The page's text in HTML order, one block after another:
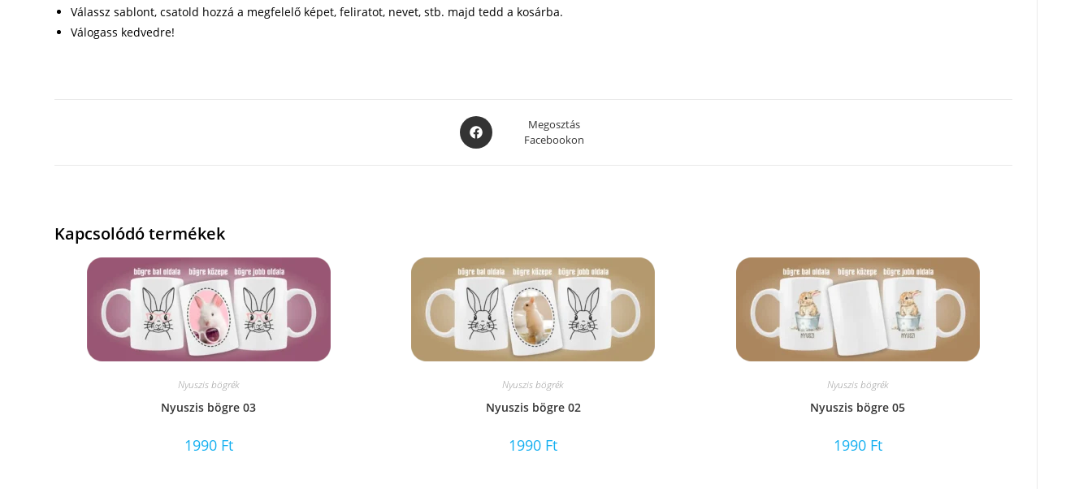
Válassz sablont, csatold hozzá a megfelelő képet, feliratot, nevet, stb. majd tedd a kosárba.
Válogass kedvedre!
Opens
in
Megosztás
Facebookon
Kapcsolódó termékek
Nyuszis bögrék
Nyuszis bögre 03
1990 Ft
Nyuszis bögrék
Nyuszis bögre 02
1990 Ft
Nyuszis bögrék
Nyuszis bögre 05
1990 Ft